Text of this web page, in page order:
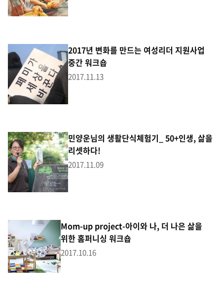
2017년 변화를 만드는 여성리더 지원사업
중간 워크숍
2017.11.13
민양운님의 생활단식체험기_ 50+인생, 삶을
리셋하다!
2017.11.09
Mom-up project-아이와 나, 더 나은 삶을
위한 홈퍼니싱 워크숍
2017.10.16